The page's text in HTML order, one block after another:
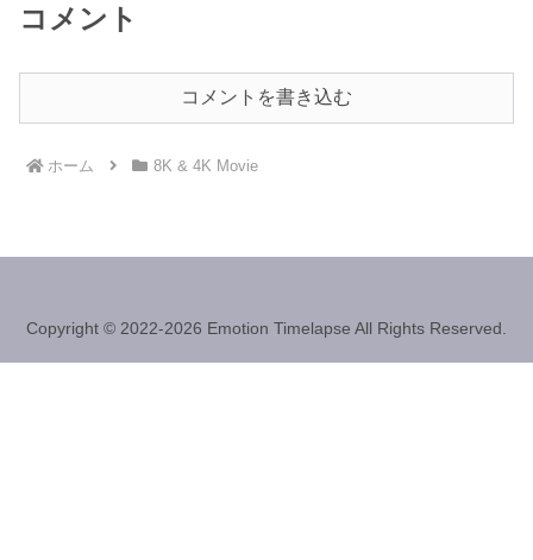
コメント
コメントを書き込む
ホーム 8K & 4K Movie
Copyright © 2022-2026 Emotion Timelapse All Rights Reserved.